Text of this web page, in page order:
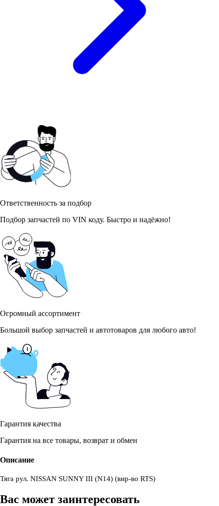
Ответственность за подбор
Подбор запчастей по VIN коду. Быстро и надёжно!
Огромный ассортимент
Большой выбор запчастей и автотоваров для любого авто!
Гарантия качества
Гарантия на все товары, возврат и обмен
Описание
Тяга рул. NISSAN SUNNY III (N14) (вир-во RTS)
Вас может заинтересовать